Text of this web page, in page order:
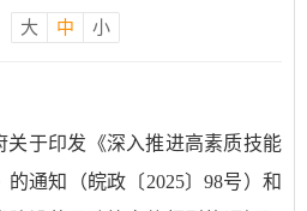
大 中 小
关于印发《深入推进高素质技能
通知（皖政〔2025〕98号）和